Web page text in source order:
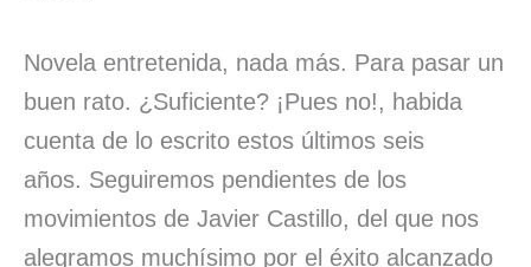
Novela entretenida, nada más. Para pasar un
buen rato. ¿Suficiente? ¡Pues no!, habida
cuenta de lo escrito estos últimos seis
años. Seguiremos pendientes de los
movimientos de Javier Castillo, del que nos
alegramos muchísimo por el éxito alcanzado